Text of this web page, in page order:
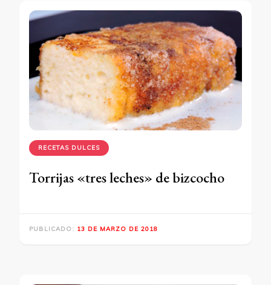
RECETAS DULCES
Torrijas «tres leches» de bizcocho
PUBLICADO: 13 DE MARZO DE 2018